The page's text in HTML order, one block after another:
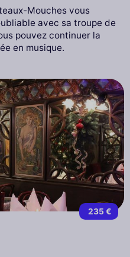
Mouches vous
avec sa troupe de
pouvez continuer la
en musique.
235 €